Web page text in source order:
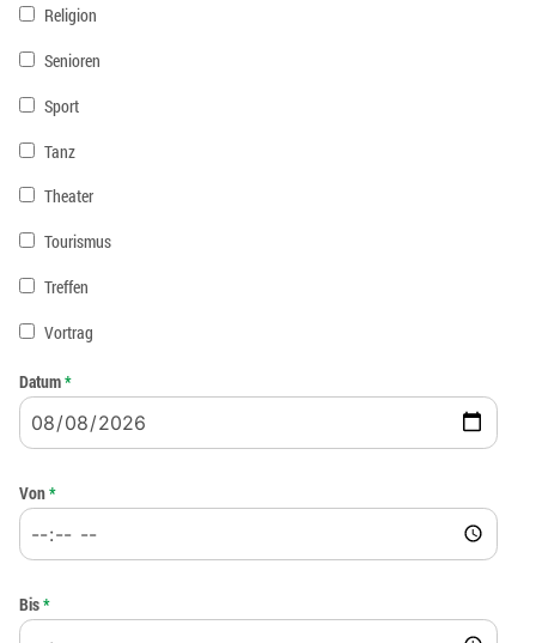
Religion
Senioren
Sport
Tanz
Theater
Tourismus
Treffen
Vortrag
Datum*
Von*
Bis*